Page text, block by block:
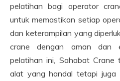
pelatihan bagi operator
untuk memastikan setiap
dan keterampilan yang
crane dengan aman dan
pelatihan ini, Sahabat Crane
alat yang handal tetapi juga